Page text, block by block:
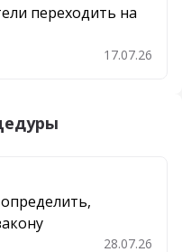
переходить на
17.07.26
28.07.26